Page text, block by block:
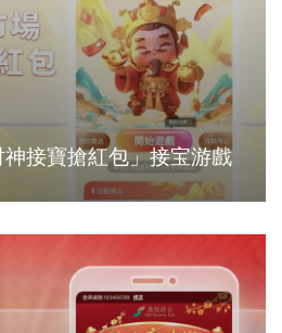
接寶搶紅包」接宝游戲